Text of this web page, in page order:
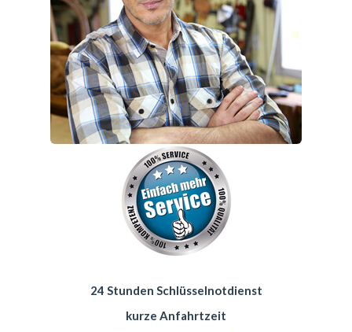
24 Stunden Schlüsselnotdienst
kurze Anfahrtzeit